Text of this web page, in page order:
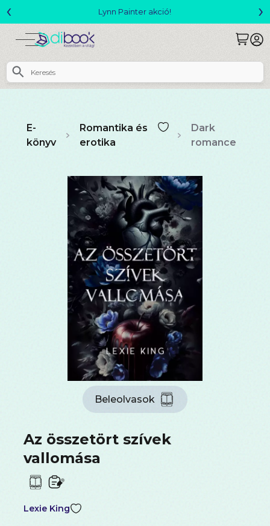
Megjelent! L. J. Shen: Legvadabb álmaimban szeretlek
‹ ›
E-
könyv
Romantika és
erotika
Dark
romance
Beleolvasok
Az összetört szívek
vallomása
Lexie King